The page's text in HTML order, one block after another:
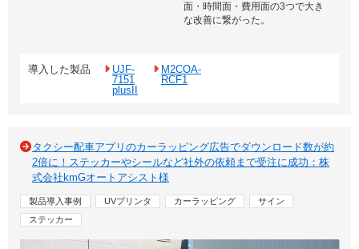
面・時間面・費用面の3つで大き
な改善に繋がった。
導入した製品
UJF-
7151
plusII
M2COA-
RCF1
タクシー配車アプリのカーラッピング広告でダウンロード数が約
2倍に！ステッカーやシールなど社外の依頼まで受注に成功：株
式会社kmGオートアシスト様
製品導入事例 UVプリンタ カーラッピング
サイン
ステッカー